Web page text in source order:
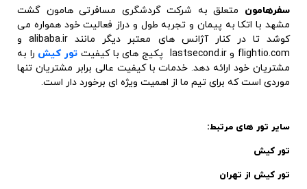
سایر تور های مرتبط:
تور کیش
تور کیش از تهران
تور کیش ارزان
تور کیش اقتصادی
تور کیش لاکچری